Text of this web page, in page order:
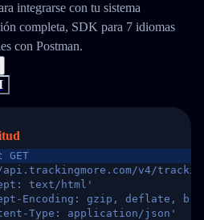
integrarse con tu sistema
completa, SDK para 7 idiomas
con Postman.
v4/trackings/
text/html'
Encoding: gzip, deflate,
Type: application/json'